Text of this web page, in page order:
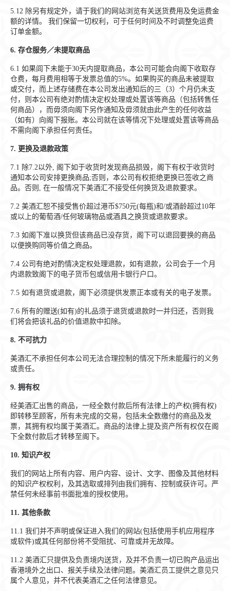
5.12 除另有规定外，请于我们的网站浏览有关送货费用及免运费金
额的详情。 我们保留一切权利，可于任何时间及不时调整免运费
订单金额。
6. 存仓服务／未提取商品
6.1 如果闾下未能于30天内提取商品，本公司可能会向阁下收取存
仓费，每月费用相等于发票总值的5%。如果购买的商品未被提取
或交付，而上述存储费在本公司发出通知后的三（3）个月仍未支
付，则本公司有绝对酌情决定权处理或处置该等商品（包括转售任
何商品），而毋须向阁下另作通知及毋须就由此产生的任何收益
（如有）向阁下报账。本公司就在该等情况下处理或处置该等商品
不需向阁下承担任何责任。
7. 更换及退款政策
7.1 除7.2以外, 阁下如于收货时发现商品损毁，阁下有权于收货时
通知本公司安排更换商品;否则，本公司有权拒绝更换已签收之商
品。否则, 在一般情况下美酒汇不接受任何换货及退款要求。
7.2 美酒汇恕不接受售价超过港币$750元(每瓶)和/或酒龄超过10年
或以上的葡萄酒/任何玻璃物品或酒具之换货或退款要求。
7.3 如阁下准以换货但该商品已没存货，阁下可以退回要换的商品
以便换购同等价值之商品。
7.4 公司有绝对酌情决定权处理退款，如有退款，公司会于一个月
内退款致阁下的电子货币包或信用卡银行户口。
7.5 如有退货或退款，阁下必须提供发票正本或有关的电子发票。
7.6 所有的赠送(如有)的礼品须于退货或退款时一并归还，否则我
们将会把该礼品的价值退款中扣除。
8. 不可抗力
美酒汇不承担任何本公司无法合理控制的情况下所未能履行的义务
或责任。
9. 拥有权
经美酒汇出售的商品，一经全数付款后所有法律上的产权(拥有权)
即转移至顾客，所有未完成的交易，包括未全数缴付的商品及发
票，其拥有权均属于美酒汇。商品的法律上提及资产所有权仅在阁
下全数付款后才转移至阁下。
10. 知识产权
我们的网站上所有内容、用户内容、设计、文字、图像及其他材料
的知识产权权利，及其选取或排列由我们拥有、控制或获许可。严
禁任何未经事前书面批准的授权使用。
11. 其他条款
11.1 我们并不声明或保证进入我们的网站(包括使用手机应用程序
或软件)或其任何部份将不受阻扰、可靠或并无故障。
11.2 美酒汇只提供及负责境内送货，及并不负责一切已购产品运出
香港境外之出口、报关手续及法律问题。美酒汇员工提供之意见只
属个人意见，并不代表美酒汇之任何法律意见。